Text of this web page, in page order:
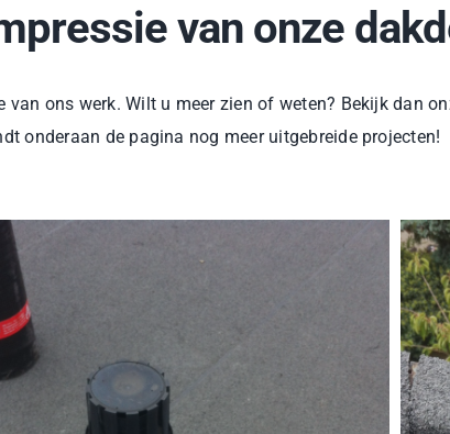
van onze
van ons werk. Wilt u meer zien of weten? Bekijk dan
onderaan de pagina nog meer uitgebreide projecten!